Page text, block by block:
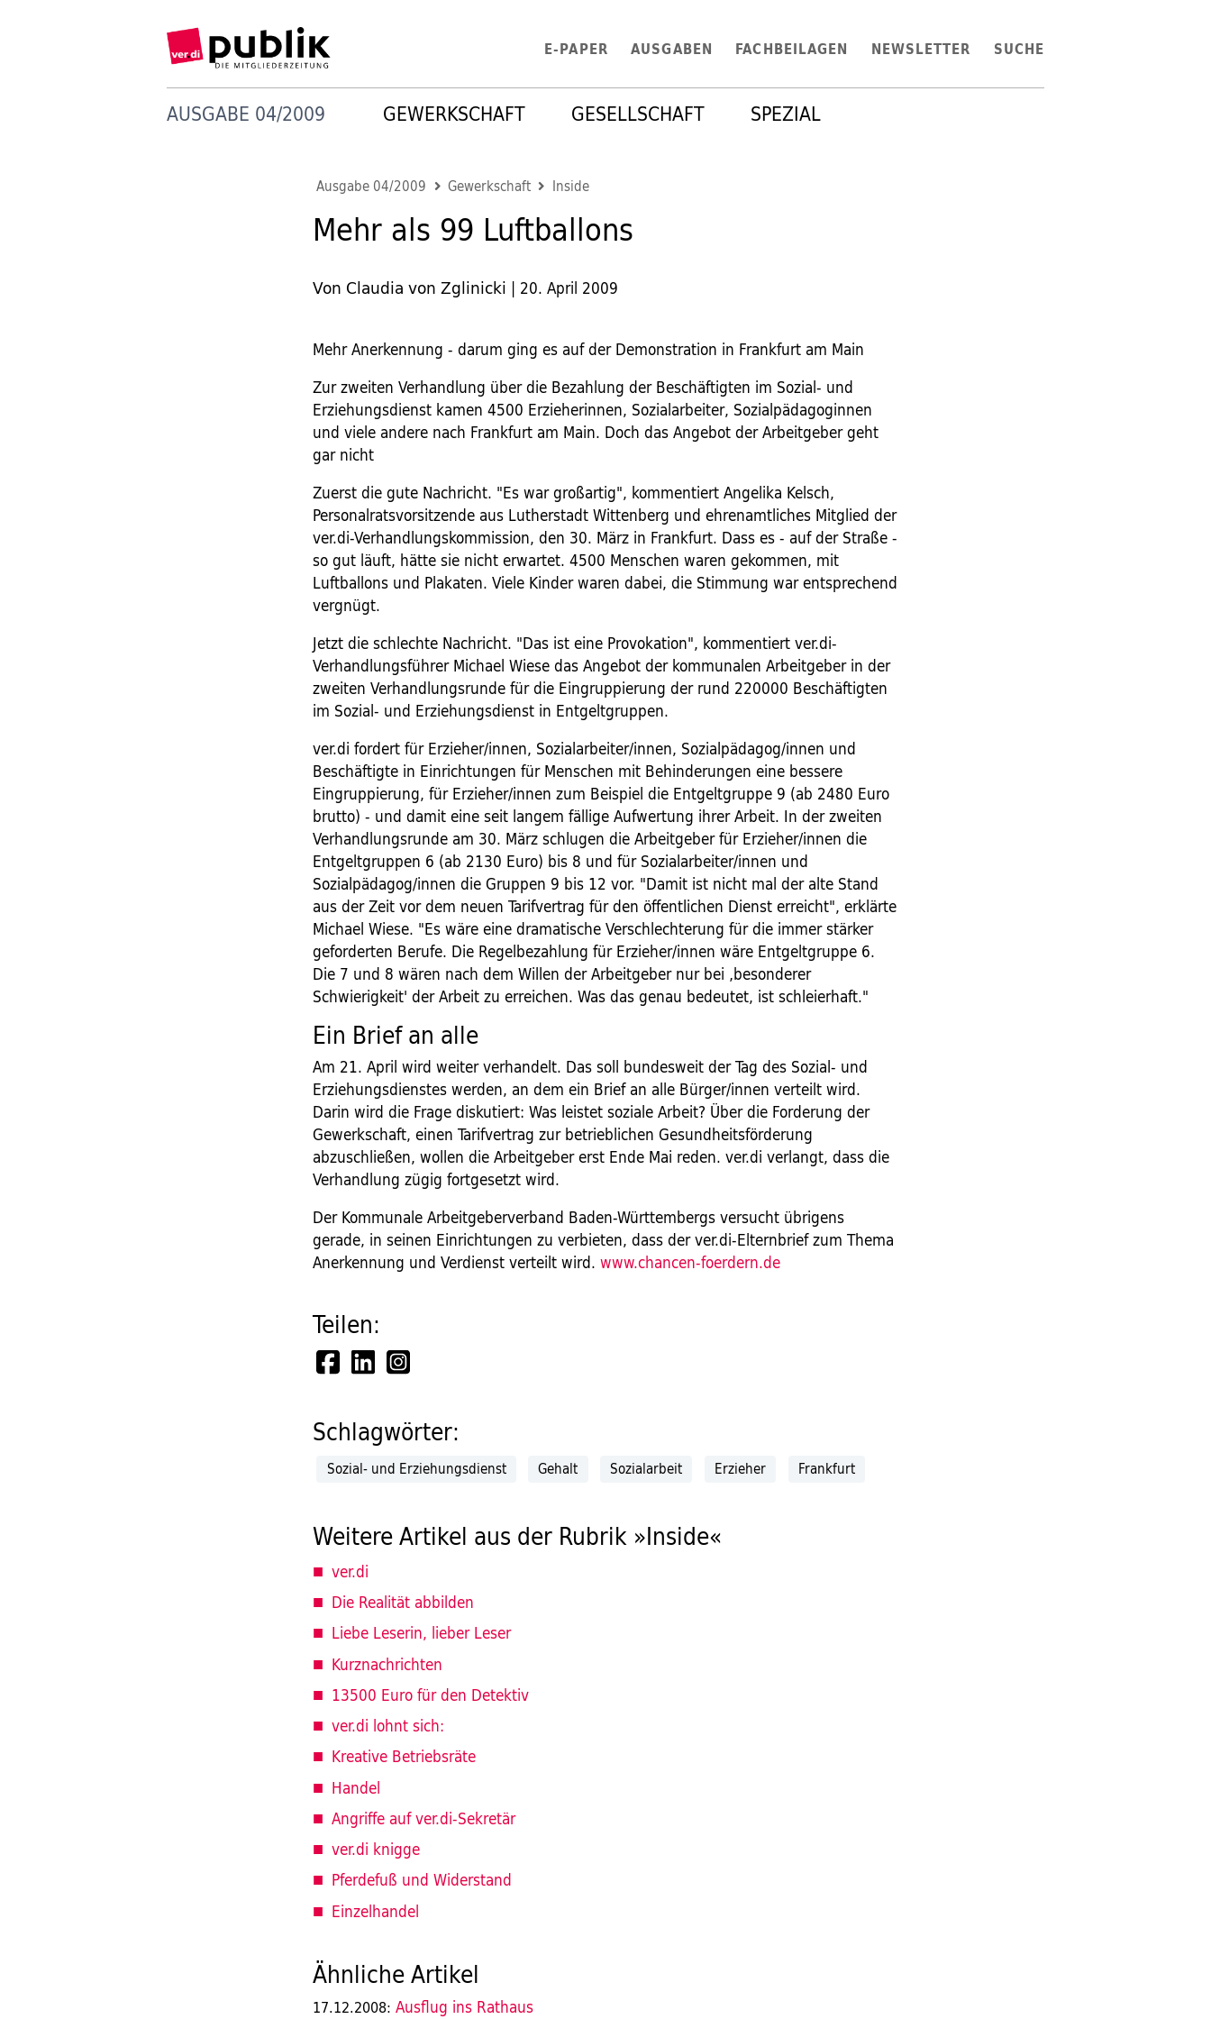
E-PAPER AUSGABEN FACHBEILAGEN NEWSLETTER SUCHE
AUSGABE 04/2009 GEWERKSCHAFT GESELLSCHAFT SPEZIAL
Ausgabe 04/2009 Gewerkschaft Inside
Mehr als 99 Luftballons
Von Claudia von Zglinicki | 20. April 2009
Mehr Anerkennung - darum ging es auf der Demonstration in Frankfurt am Main
Zur zweiten Verhandlung über die Bezahlung der Beschäftigten im Sozial- und
Erziehungsdienst kamen 4500 Erzieherinnen, Sozialarbeiter, Sozialpädagoginnen
und viele andere nach Frankfurt am Main. Doch das Angebot der Arbeitgeber geht
gar nicht
Zuerst die gute Nachricht. "Es war großartig", kommentiert Angelika Kelsch,
Personalratsvorsitzende aus Lutherstadt Wittenberg und ehrenamtliches Mitglied der
ver.di-Verhandlungskommission, den 30. März in Frankfurt. Dass es - auf der Straße -
so gut läuft, hätte sie nicht erwartet. 4500 Menschen waren gekommen, mit
Luftballons und Plakaten. Viele Kinder waren dabei, die Stimmung war entsprechend
vergnügt.
Jetzt die schlechte Nachricht. "Das ist eine Provokation", kommentiert ver.di-
Verhandlungsführer Michael Wiese das Angebot der kommunalen Arbeitgeber in der
zweiten Verhandlungsrunde für die Eingruppierung der rund 220000 Beschäftigten
im Sozial- und Erziehungsdienst in Entgeltgruppen.
ver.di fordert für Erzieher/innen, Sozialarbeiter/innen, Sozialpädagog/innen und
Beschäftigte in Einrichtungen für Menschen mit Behinderungen eine bessere
Eingruppierung, für Erzieher/innen zum Beispiel die Entgeltgruppe 9 (ab 2480 Euro
brutto) - und damit eine seit langem fällige Aufwertung ihrer Arbeit. In der zweiten
Verhandlungsrunde am 30. März schlugen die Arbeitgeber für Erzieher/innen die
Entgeltgruppen 6 (ab 2130 Euro) bis 8 und für Sozialarbeiter/innen und
Sozialpädagog/innen die Gruppen 9 bis 12 vor. "Damit ist nicht mal der alte Stand
aus der Zeit vor dem neuen Tarifvertrag für den öffentlichen Dienst erreicht", erklärte
Michael Wiese. "Es wäre eine dramatische Verschlechterung für die immer stärker
geforderten Berufe. Die Regelbezahlung für Erzieher/innen wäre Entgeltgruppe 6.
Die 7 und 8 wären nach dem Willen der Arbeitgeber nur bei ‚besonderer
Schwierigkeit' der Arbeit zu erreichen. Was das genau bedeutet, ist schleierhaft."
Ein Brief an alle
Am 21. April wird weiter verhandelt. Das soll bundesweit der Tag des Sozial- und
Erziehungsdienstes werden, an dem ein Brief an alle Bürger/innen verteilt wird.
Darin wird die Frage diskutiert: Was leistet soziale Arbeit? Über die Forderung der
Gewerkschaft, einen Tarifvertrag zur betrieblichen Gesundheitsförderung
abzuschließen, wollen die Arbeitgeber erst Ende Mai reden. ver.di verlangt, dass die
Verhandlung zügig fortgesetzt wird.
Der Kommunale Arbeitgeberverband Baden-Württembergs versucht übrigens
gerade, in seinen Einrichtungen zu verbieten, dass der ver.di-Elternbrief zum Thema
Anerkennung und Verdienst verteilt wird.www.chancen-foerdern.de
Teilen:
Schlagwörter:
Sozial- und Erziehungsdienst Gehalt Sozialarbeit Erzieher Frankfurt
Weitere Artikel aus der Rubrik »Inside«
ver.di
Die Realität abbilden
Liebe Leserin, lieber Leser
Kurznachrichten
13500 Euro für den Detektiv
ver.di lohnt sich:
Kreative Betriebsräte
Handel
Angriffe auf ver.di-Sekretär
ver.di knigge
Pferdefuß und Widerstand
Einzelhandel
Ähnliche Artikel
17.12.2008: Ausflug ins Rathaus